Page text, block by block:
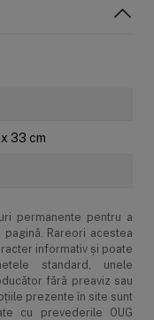
33 cm
permanente pentru a
Rareori acestea
informativ şi poate
standard, unele
fără preaviz sau
prezente în site sunt
cu prevederile OUG